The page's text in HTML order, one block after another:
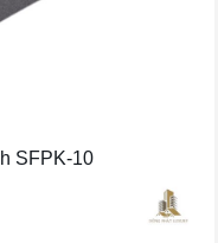
SFPK-10